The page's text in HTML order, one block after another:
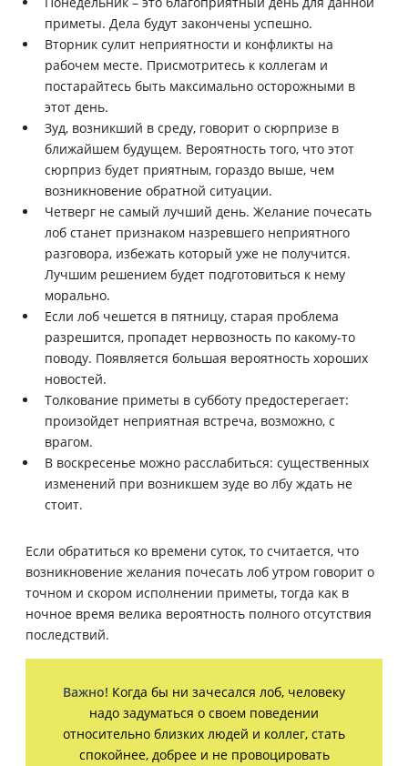
приметы. Дела будут закончены успешно.
Вторник сулит неприятности и конфликты на
рабочем месте. Присмотритесь к коллегам и
постарайтесь быть максимально осторожными в
этот день.
Зуд, возникший в среду, говорит о сюрпризе в
ближайшем будущем. Вероятность того, что этот
сюрприз будет приятным, гораздо выше, чем
возникновение обратной ситуации.
Четверг не самый лучший день. Желание почесать
лоб станет признаком назревшего неприятного
разговора, избежать который уже не получится.
Лучшим решением будет подготовиться к нему
морально.
Если лоб чешется в пятницу, старая проблема
разрешится, пропадет нервозность по какому-то
поводу. Появляется большая вероятность хороших
новостей.
Толкование приметы в субботу предостерегает:
произойдет неприятная встреча, возможно, с
врагом.
В воскресенье можно расслабиться: существенных
изменений при возникшем зуде во лбу ждать не
стоит.
Если обратиться ко времени суток, то считается, что
возникновение желания почесать лоб утром говорит о
точном и скором исполнении приметы, тогда как в
ночное время велика вероятность полного отсутствия
последствий.
Важно! Когда бы ни зачесался лоб, человеку
надо задуматься о своем поведении
относительно близких людей и коллег, стать
спокойнее, добрее и не провоцировать